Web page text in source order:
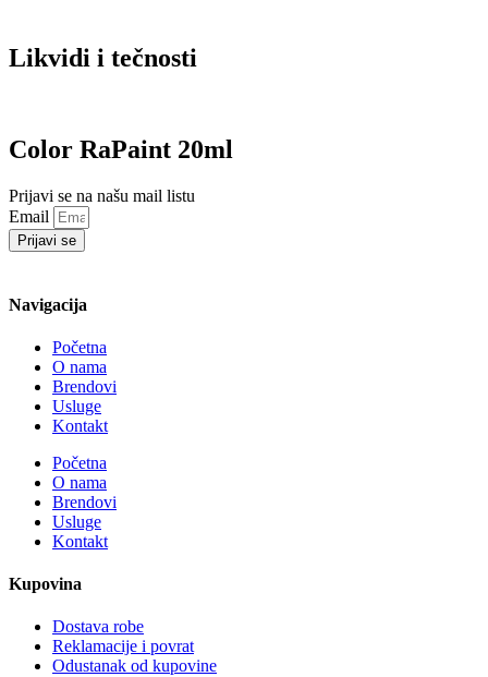
Likvidi i tečnosti
Color RaPaint 20ml
Prijavi se na našu mail listu
Email
Prijavi se
Navigacija
Početna
O nama
Brendovi
Usluge
Kontakt
Početna
O nama
Brendovi
Usluge
Kontakt
Kupovina
Dostava robe
Reklamacije i povrat
Odustanak od kupovine